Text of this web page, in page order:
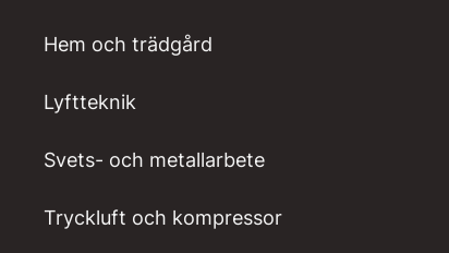
Hem och trädgård
Lyftteknik
Svets- och metallarbete
Tryckluft och kompressor